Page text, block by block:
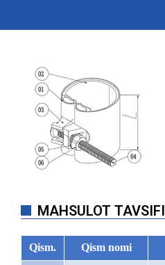
MAHSULOT TAVSIFI
Qism. Qism nomi